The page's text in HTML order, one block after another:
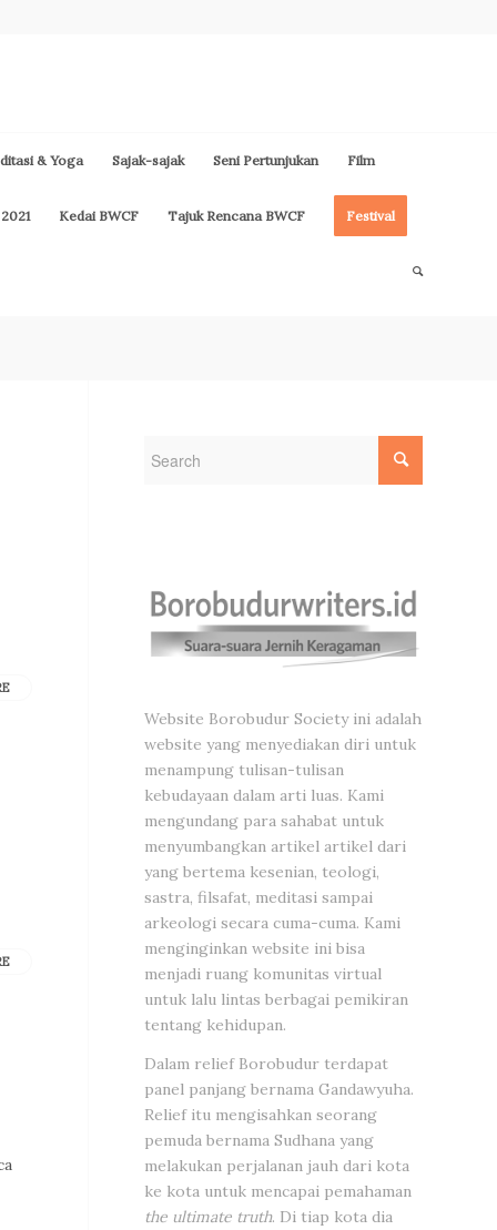
& Yoga Sajak-sajak Seni Pertunjukan Film
Kedai BWCF Tajuk Rencana BWCF Festival
Website Borobudur Society ini adalah
website yang menyediakan diri untuk
menampung tulisan-tulisan
kebudayaan dalam arti luas. Kami
mengundang para sahabat untuk
menyumbangkan artikel artikel dari
yang bertema kesenian, teologi,
sastra, filsafat, meditasi sampai
arkeologi secara cuma-cuma. Kami
menginginkan website ini bisa
menjadi ruang komunitas virtual
untuk lalu lintas berbagai pemikiran
tentang kehidupan.
Dalam relief Borobudur terdapat
panel panjang bernama Gandawyuha.
Relief itu mengisahkan seorang
pemuda bernama Sudhana yang
melakukan perjalanan jauh dari kota
ke kota untuk mencapai pemahaman
the ultimate truth. Di tiap kota dia